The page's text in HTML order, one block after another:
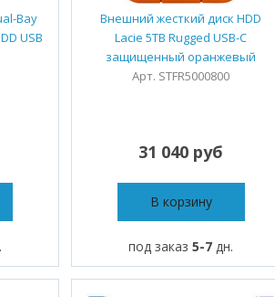
Bay
USB
Внешний жесткий диск HDD
Lacie 5TB Rugged USB-C
защищенный оранжевый
Арт. STFR5000800
31 040 руб
В корзину
под заказ5-7 дн.